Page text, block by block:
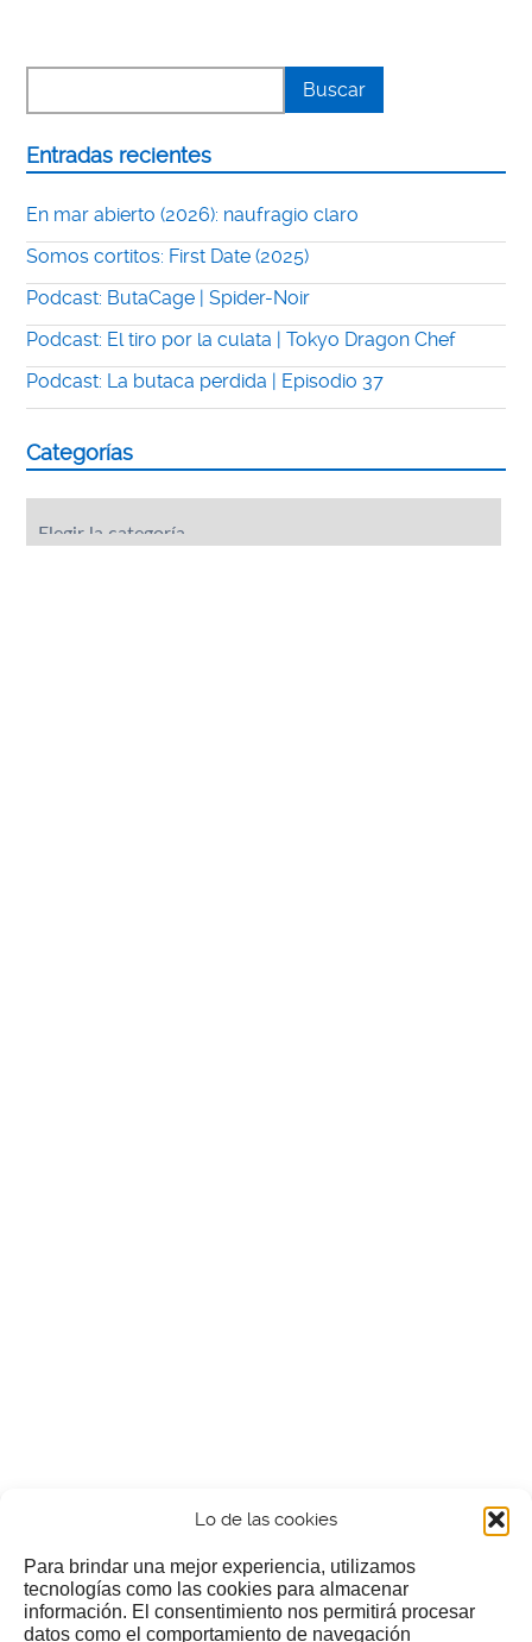
Lo de las cookies
Para brindar una mejor experiencia, utilizamos
tecnologías como las cookies para almacenar
información. El consentimiento nos permitirá procesar
datos como el comportamiento de navegación
Entradas recientes
En mar abierto (2026): naufragio claro
Somos cortitos: First Date (2025)
Podcast: ButaCage | Spider-Noir
Podcast: El tiro por la culata | Tokyo Dragon Chef
Podcast: La butaca perdida | Episodio 37
Categorías
¿Nos invitas a un cafecillo?